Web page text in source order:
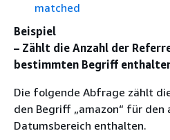
matched
Beispiel
– Zählt die Anzahl der
bestimmten Begriff
Die folgende Abfrage zählt
den Begriff „amazon“ für den
Datumsbereich enthalten.